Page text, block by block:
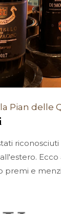
Pian delle
premi e